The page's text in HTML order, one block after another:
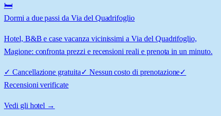
🛏️
Dormi a due passi da Via del Quadrifoglio
Hotel, B&B e case vacanza vicinissimi a Via del Quadrifoglio,
Magione: confronta prezzi e recensioni reali e prenota in un minuto.
✓ Cancellazione gratuita✓ Nessun costo di prenotazione✓
Recensioni verificate
Vedi gli hotel →